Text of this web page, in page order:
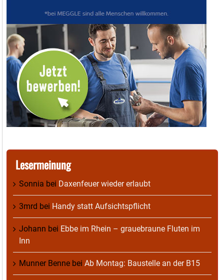
Lesermeinung
Sonnia bei Daxenfeuer wieder erlaubt
3mrd bei Handy statt Aufsichtspflicht
Johann bei Ebbe im Rhein – grauebraune Fluten im
Inn
Munner Benne bei Ab Montag: Baustelle an der B15